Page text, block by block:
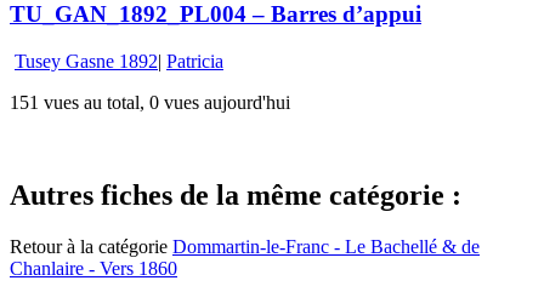
TU_GAN_1892_PL004 – Barres d’appui
Tusey Gasne 1892| Patricia
151 vues au total, 0 vues aujourd'hui
Autres fiches de la même catégorie :
Retour à la catégorie Dommartin-le-Franc - Le Bachellé & de
Chanlaire - Vers 1860